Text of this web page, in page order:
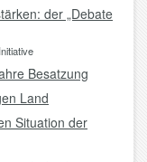
der „Debate
Besatzung
Land
Situation der